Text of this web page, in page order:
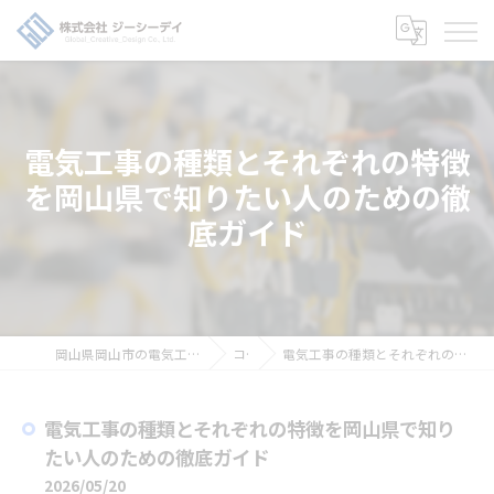
電気工事の種類とそれぞれの特徴
を岡山県で知りたい人のための徹
底ガイド
岡山県岡山市の電気工事の求人なら株式会社ジーシーデイ コラム 電気工事の種類とそれぞれの特徴を岡山県で知りたい人のための徹底ガイド
電気工事の種類とそれぞれの特徴を岡山県で知り
たい人のための徹底ガイド
2026/05/20